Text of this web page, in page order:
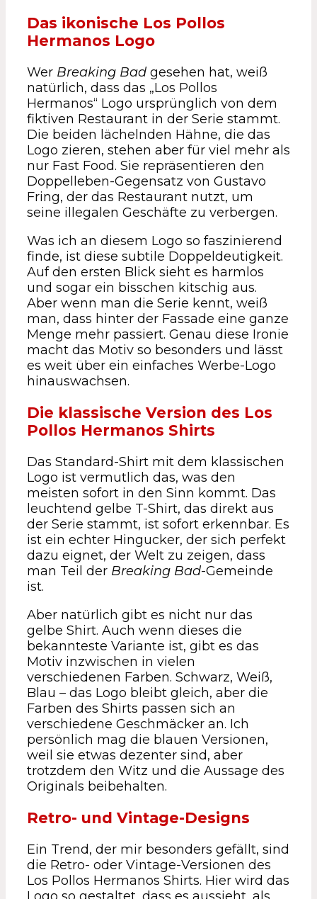
Das ikonische Los Pollos
Hermanos Logo
Wer Breaking Bad gesehen hat, weiß
natürlich, dass das „Los Pollos
Hermanos“ Logo ursprünglich von dem
fiktiven Restaurant in der Serie stammt.
Die beiden lächelnden Hähne, die das
Logo zieren, stehen aber für viel mehr als
nur Fast Food. Sie repräsentieren den
Doppelleben-Gegensatz von Gustavo
Fring, der das Restaurant nutzt, um
seine illegalen Geschäfte zu verbergen.
Was ich an diesem Logo so faszinierend
finde, ist diese subtile Doppeldeutigkeit.
Auf den ersten Blick sieht es harmlos
und sogar ein bisschen kitschig aus.
Aber wenn man die Serie kennt, weiß
man, dass hinter der Fassade eine ganze
Menge mehr passiert. Genau diese Ironie
macht das Motiv so besonders und lässt
es weit über ein einfaches Werbe-Logo
hinauswachsen.
Die klassische Version des Los
Pollos Hermanos Shirts
Das Standard-Shirt mit dem klassischen
Logo ist vermutlich das, was den
meisten sofort in den Sinn kommt. Das
leuchtend gelbe T-Shirt, das direkt aus
der Serie stammt, ist sofort erkennbar. Es
ist ein echter Hingucker, der sich perfekt
dazu eignet, der Welt zu zeigen, dass
man Teil der Breaking Bad-Gemeinde
ist.
Aber natürlich gibt es nicht nur das
gelbe Shirt. Auch wenn dieses die
bekannteste Variante ist, gibt es das
Motiv inzwischen in vielen
verschiedenen Farben. Schwarz, Weiß,
Blau – das Logo bleibt gleich, aber die
Farben des Shirts passen sich an
verschiedene Geschmäcker an. Ich
persönlich mag die blauen Versionen,
weil sie etwas dezenter sind, aber
trotzdem den Witz und die Aussage des
Originals beibehalten.
Retro- und Vintage-Designs
Ein Trend, der mir besonders gefällt, sind
die Retro- oder Vintage-Versionen des
Los Pollos Hermanos Shirts. Hier wird das